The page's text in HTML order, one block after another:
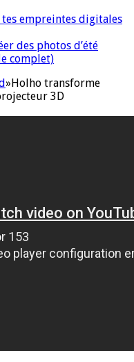
empreintes digitales
des photos d’été
complet)
»Holho transforme
3D